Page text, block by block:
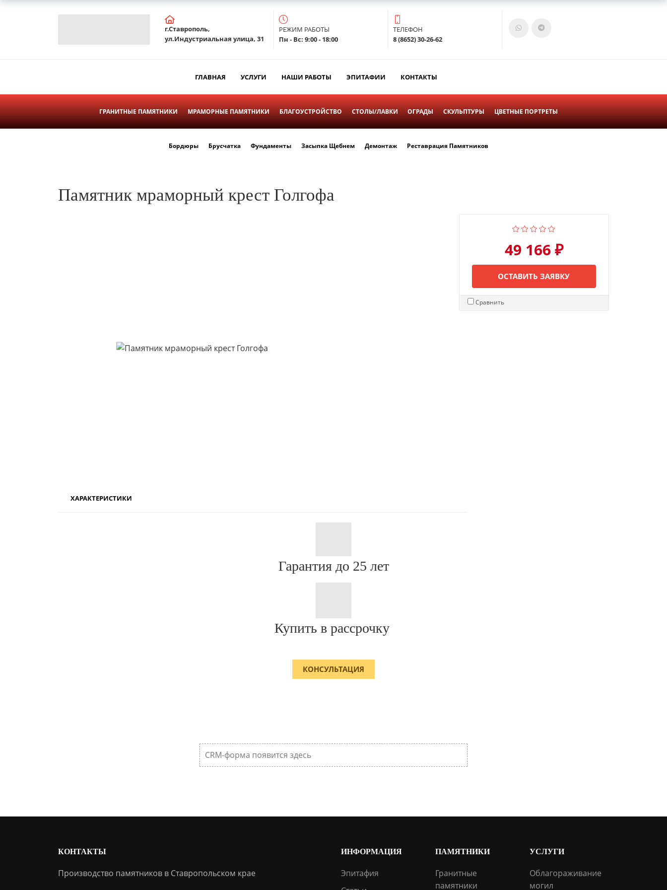
г.Ставрополь,
ул.Индустриальная улица, 31
РЕЖИМ РАБОТЫ
Пн - Вс: 9:00 - 18:00
ТЕЛЕФОН
8 (8652) 30-26-62
ГЛАВНАЯ УСЛУГИ НАШИ РАБОТЫ ЭПИТАФИИ КОНТАКТЫ
ГРАНИТНЫЕ ПАМЯТНИКИ МРАМОРНЫЕ ПАМЯТНИКИ БЛАГОУСТРОЙСТВО СТОЛЫ/ЛАВКИ ОГРАДЫ СКУЛЬПТУРЫ ЦВЕТНЫЕ ПОРТРЕТЫ
Бордюры Брусчатка Фундаменты Засыпка Щебнем Демонтаж Реставрация Памятников
Памятник мраморный крест Голгофа
49 166 ₽
ОСТАВИТЬ ЗАЯВКУ
Сравнить
ХАРАКТЕРИСТИКИ
Гарантия до 25 лет
Купить в рассрочку
КОНСУЛЬТАЦИЯ
CRM-форма появится здесь
КОНТАКТЫ
Производство памятников в Ставропольском крае
ИНФОРМАЦИЯ
Эпитафия
ПАМЯТНИКИ
Гранитные
памятники
УСЛУГИ
Облагораживание
могил